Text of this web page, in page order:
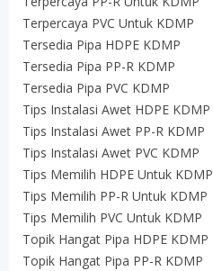
Terpercaya PVC Untuk KDMP
Tersedia Pipa HDPE KDMP
Tersedia Pipa PP-R KDMP
Tersedia Pipa PVC KDMP
Tips Instalasi Awet HDPE KDMP
Tips Instalasi Awet PP-R KDMP
Tips Instalasi Awet PVC KDMP
Tips Memilih HDPE Untuk KDMP
Tips Memilih PP-R Untuk KDMP
Tips Memilih PVC Untuk KDMP
Topik Hangat Pipa HDPE KDMP
Topik Hangat Pipa PP-R KDMP